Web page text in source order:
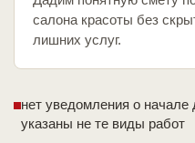
салона красоты без
лишних услуг.
нет уведомления о начале
указаны не те виды работ